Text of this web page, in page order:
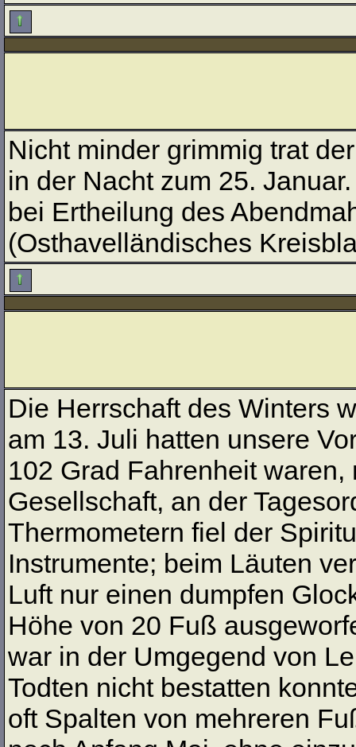
Nicht minder grimmig trat
in der Nacht zum 25.
bei Ertheilung des
(Osthavelländisches
Die Herrschaft des Winters
am 13. Juli hatten unsere
102 Grad Fahrenheit
Gesellschaft, an der
Thermometern fiel der
Instrumente; beim Läuten
Luft nur einen dumpfen
Höhe von 20 Fuß
war in der Umgegend von
Todten nicht bestatten
oft Spalten von mehreren